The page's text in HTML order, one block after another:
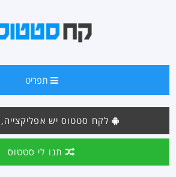
תפריט
לקח סטטוס יש אפליקצייה,
תנו לי סטטוס